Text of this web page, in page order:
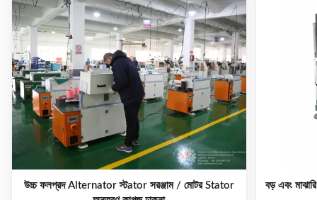
উচ্চ ফলপ্রদ Alternator স্টator সরঞ্জাম / মোটর Stator
বড় এবং